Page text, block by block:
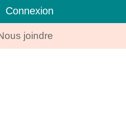
Connexion
joindre